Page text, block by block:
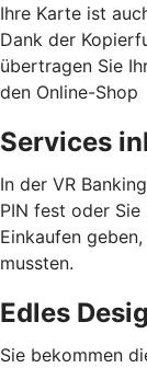
Ihre Karte ist
Dank der
übertragen Sie
den Online-Shop
Services
In der VR
PIN fest oder
Einkaufen
mussten.
Edles
Sie bekommen